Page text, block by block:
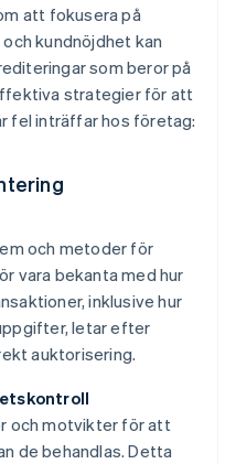
att fokusera på
kundnöjdhet kan
som beror på
strategier för att
fel inträffar hos företag:
och metoder för
vara bekanta med hur
inklusive hur
letar efter
auktorisering.
och motvikter för att
de behandlas. Detta